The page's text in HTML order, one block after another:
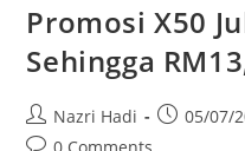
Promosi X50
Sehingga
Nazri Hadi 05/07/
0 Comments